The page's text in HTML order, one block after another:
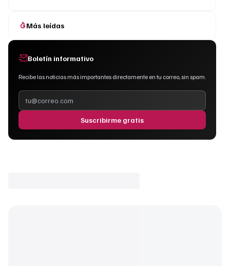
Más leídas
Boletín informativo
Recibe las noticias más importantes directamente en tu correo, sin spam.
Suscribirme gratis